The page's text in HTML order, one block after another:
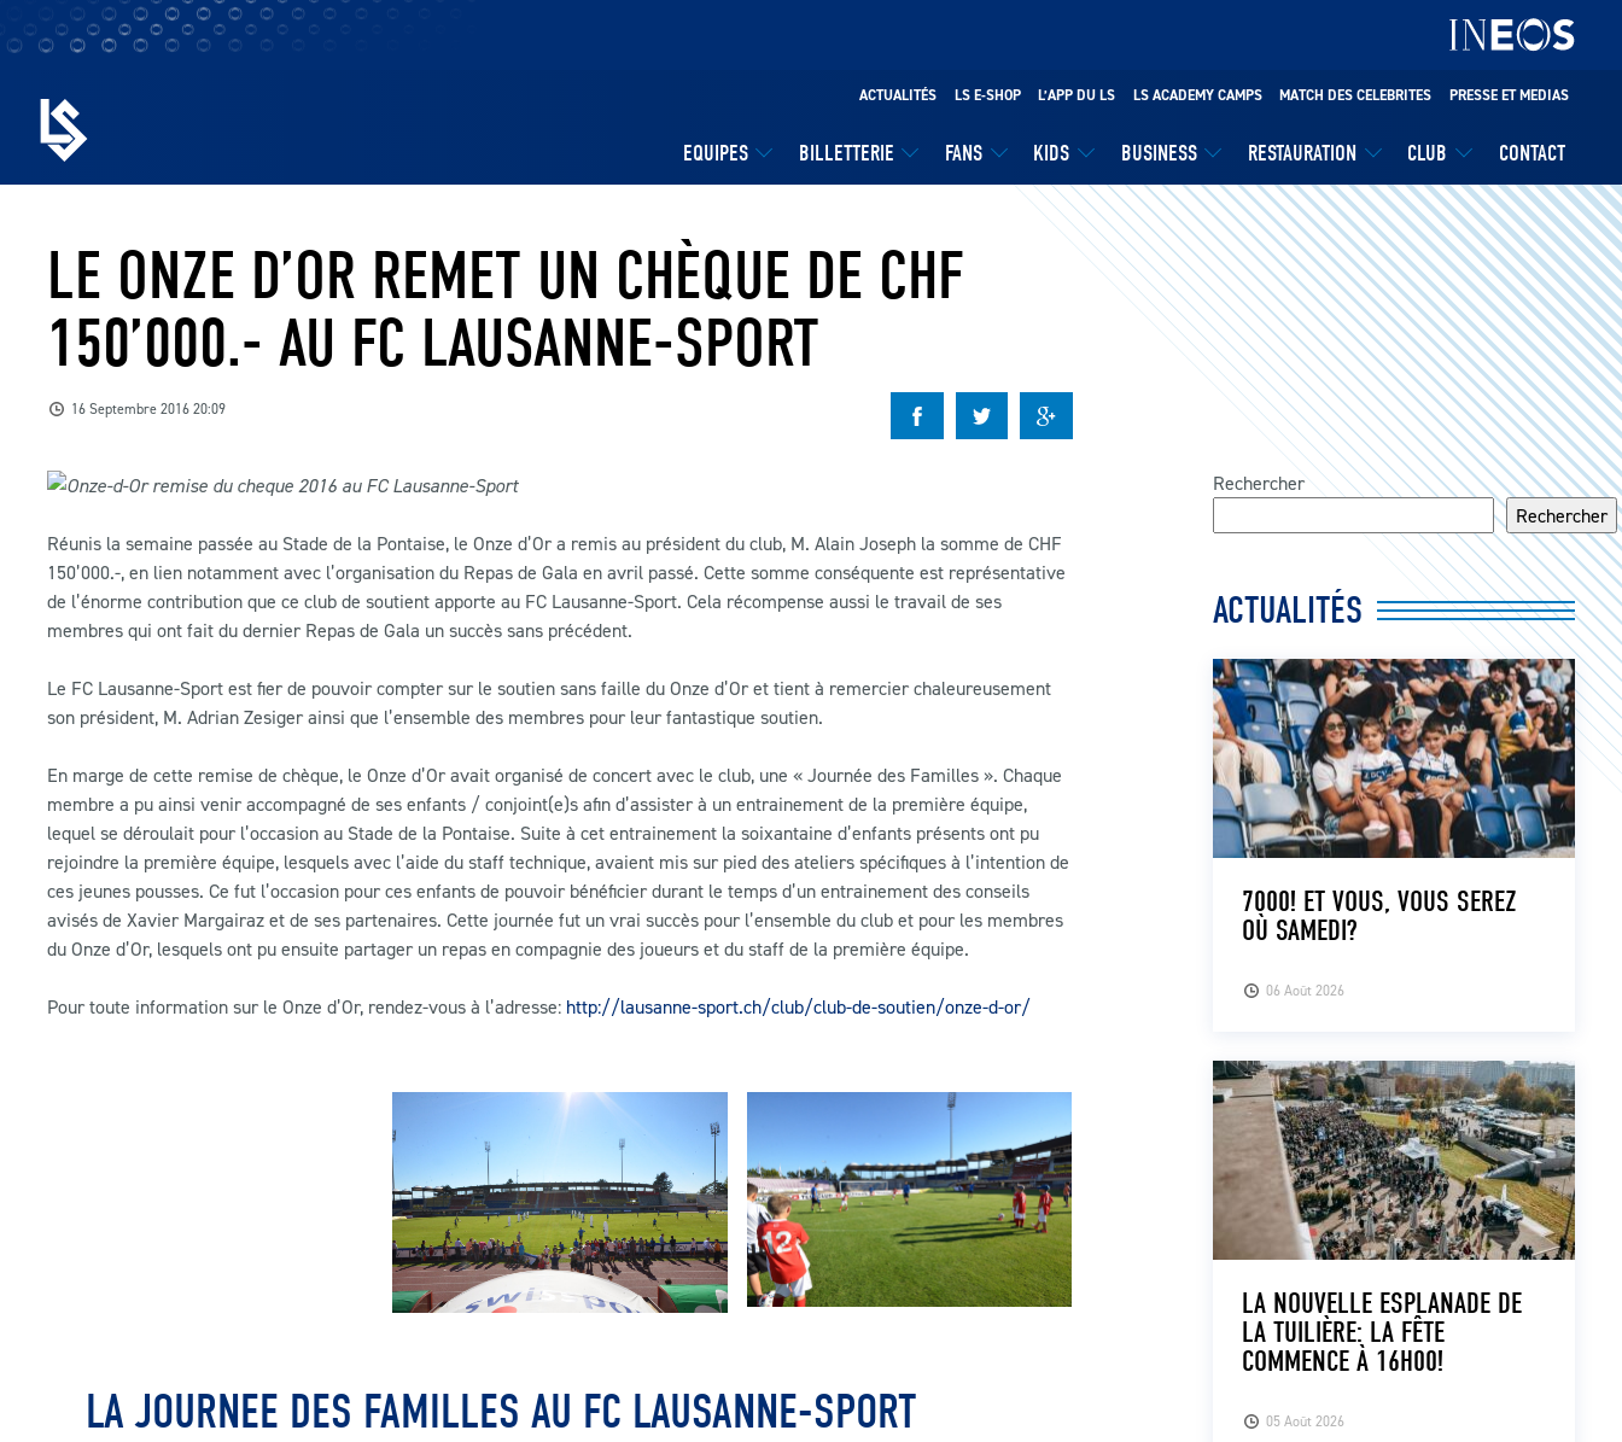
EQUIPES BILLETTERIE FANS KIDS BUSINESS RESTAURATION CLUB CONTACT
ACTUALITÉS LS E-SHOP L’APP DU LS LS ACADEMY CAMPS MATCH DES CELEBRITES PRESSE ET MEDIAS
LE ONZE D’OR REMET UN CHÈQUE DE CHF
150’000.- AU FC LAUSANNE-SPORT
16 Septembre 2016 20:09
Réunis la semaine passée au Stade de la Pontaise, le Onze d’Or a remis au président du club, M. Alain Joseph la somme de CHF
150’000.-, en lien notamment avec l’organisation du Repas de Gala en avril passé. Cette somme conséquente est représentative
de l’énorme contribution que ce club de soutient apporte au FC Lausanne-Sport. Cela récompense aussi le travail de ses
membres qui ont fait du dernier Repas de Gala un succès sans précédent.
Le FC Lausanne-Sport est fier de pouvoir compter sur le soutien sans faille du Onze d’Or et tient à remercier chaleureusement
son président, M. Adrian Zesiger ainsi que l’ensemble des membres pour leur fantastique soutien.
En marge de cette remise de chèque, le Onze d’Or avait organisé de concert avec le club, une « Journée des Familles ». Chaque
membre a pu ainsi venir accompagné de ses enfants / conjoint(e)s afin d’assister à un entrainement de la première équipe,
lequel se déroulait pour l’occasion au Stade de la Pontaise. Suite à cet entrainement la soixantaine d’enfants présents ont pu
rejoindre la première équipe, lesquels avec l’aide du staff technique, avaient mis sur pied des ateliers spécifiques à l’intention de
ces jeunes pousses. Ce fut l’occasion pour ces enfants de pouvoir bénéficier durant le temps d’un entrainement des conseils
avisés de Xavier Margairaz et de ses partenaires. Cette journée fut un vrai succès pour l’ensemble du club et pour les membres
du Onze d’Or, lesquels ont pu ensuite partager un repas en compagnie des joueurs et du staff de la première équipe.
Pour toute information sur le Onze d’Or, rendez-vous à l’adresse: http://lausanne-sport.ch/club/club-de-soutien/onze-d-or/
LA JOURNEE DES FAMILLES AU FC LAUSANNE-SPORT
Rechercher
Rechercher
ACTUALITÉS
06 Août 2026
7000! ET VOUS, VOUS SEREZ
OÙ SAMEDI?
05 Août 2026
LA NOUVELLE ESPLANADE DE
LA TUILIÈRE: LA FÊTE
COMMENCE À 16H00!